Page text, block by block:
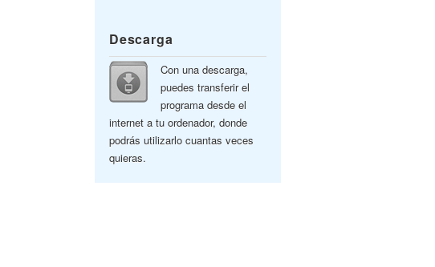
Descarga
Con una descarga,
puedes transferir el
programa desde el
internet a tu ordenador, donde
podrás utilizarlo cuantas veces
quieras.